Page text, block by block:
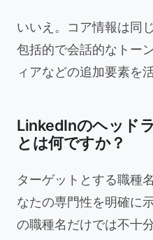
いいえ。コア情報は同
包括的で会話的なトー
ィアなどの追加要素を
LinkedInのヘッド
とは何ですか？
ターゲットとする職種
なたの専門性を明確に
の職種名だけでは不十分